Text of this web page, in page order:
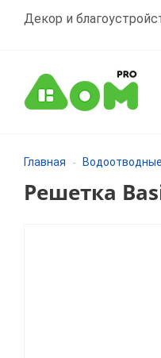
Декор и
Главная -
Решетка